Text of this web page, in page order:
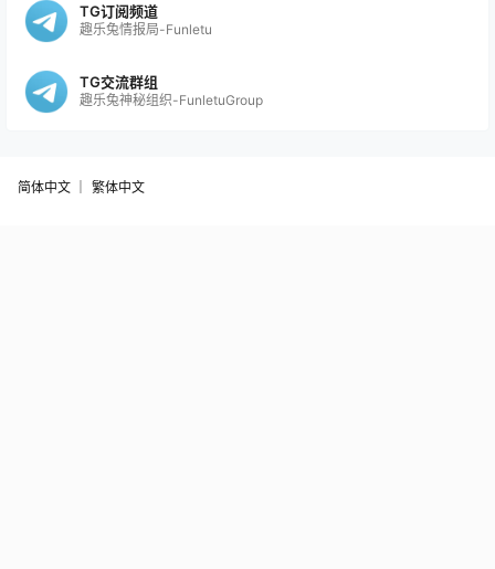
TG订阅频道
趣乐兔情报局-Funletu
TG交流群组
趣乐兔神秘组织-FunletuGroup
简体中文 ｜ 繁体中文